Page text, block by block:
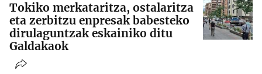
Tokiko merkataritza, ostalaritza
eta zerbitzu enpresak babesteko
dirulaguntzak eskainiko ditu
Galdakaok